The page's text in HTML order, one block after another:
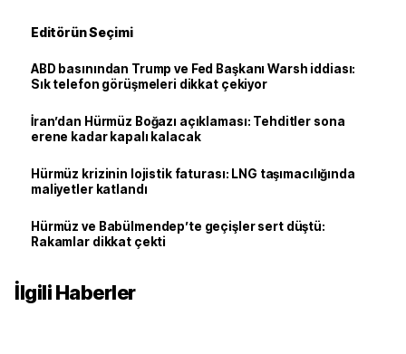
Editörün Seçimi
ABD basınından Trump ve Fed Başkanı Warsh iddiası:
Sık telefon görüşmeleri dikkat çekiyor
İran’dan Hürmüz Boğazı açıklaması: Tehditler sona
erene kadar kapalı kalacak
Hürmüz krizinin lojistik faturası: LNG taşımacılığında
maliyetler katlandı
Hürmüz ve Babülmendep’te geçişler sert düştü:
Rakamlar dikkat çekti
İlgili Haberler